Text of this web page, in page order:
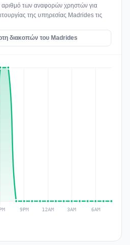
αριθμό των αναφορών χρηστών για
της υπηρεσίας Madrides τις
διακοπών του Madrides